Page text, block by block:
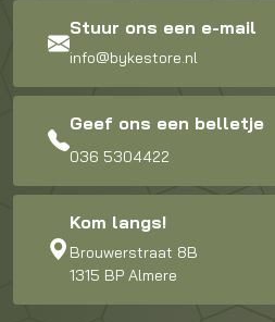
Stuur ons een e-mail
info@bykestore.nl
Geef ons een belletje
036 5304422
Kom langs!
Brouwerstraat 8B
1315 BP Almere